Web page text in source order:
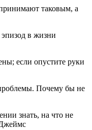
таковым, а
в жизни
если опустите руки
Почему бы не
знать, на что не